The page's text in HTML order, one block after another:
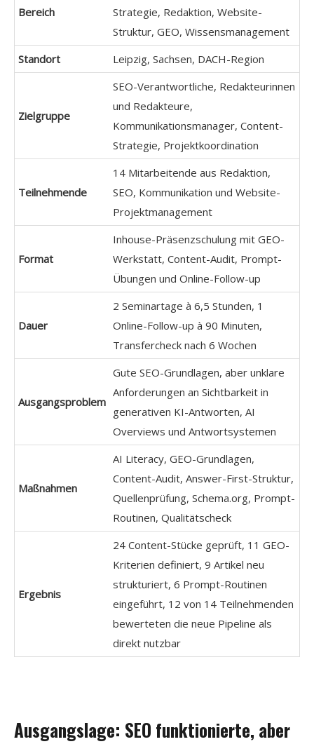
Bereich
Strategie, Redaktion, Website-
Struktur, GEO, Wissensmanagement
Standort
Leipzig, Sachsen, DACH-Region
Zielgruppe
SEO-Verantwortliche, Redakteurinnen
und Redakteure,
Kommunikationsmanager, Content-
Strategie, Projektkoordination
Teilnehmende
14 Mitarbeitende aus Redaktion,
SEO, Kommunikation und Website-
Projektmanagement
Format
Inhouse-Präsenzschulung mit GEO-
Werkstatt, Content-Audit, Prompt-
Übungen und Online-Follow-up
Dauer
2 Seminartage à 6,5 Stunden, 1
Online-Follow-up à 90 Minuten,
Transfercheck nach 6 Wochen
Ausgangsproblem
Gute SEO-Grundlagen, aber unklare
Anforderungen an Sichtbarkeit in
generativen KI-Antworten, AI
Overviews und Antwortsystemen
Maßnahmen
AI Literacy, GEO-Grundlagen,
Content-Audit, Answer-First-Struktur,
Quellenprüfung, Schema.org, Prompt-
Routinen, Qualitätscheck
Ergebnis
24 Content-Stücke geprüft, 11 GEO-
Kriterien definiert, 9 Artikel neu
strukturiert, 6 Prompt-Routinen
eingeführt, 12 von 14 Teilnehmenden
bewerteten die neue Pipeline als
direkt nutzbar
Ausgangslage: SEO funktionierte, aber